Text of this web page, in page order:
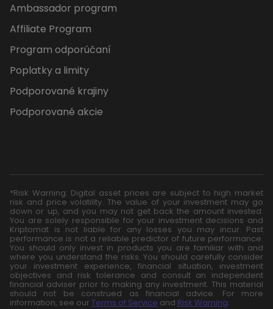
Ambassador program
Affiliate Program
Program odporúčaní
Poplatky a limity
Podporované krajiny
Podporované akcie
*Risk Warning: Digital asset prices are subject to high market
risk and price volatility. The value of your investment may go
down or up, and you may not get back the amount invested.
You are solely responsible for your investment decisions and
Kriptomat is not liable for any losses you may incur. Past
performance is not a reliable predictor of future performance.
You should only invest in products you are familiar with and
where you understand the risks. You should carefully consider
your investment experience, financial situation, investment
objectives and risk tolerance and consult an independent
financial adviser prior to making any investment. This material
should not be construed as financial advice. For more
information, see our Terms of Service and Risk Warning.